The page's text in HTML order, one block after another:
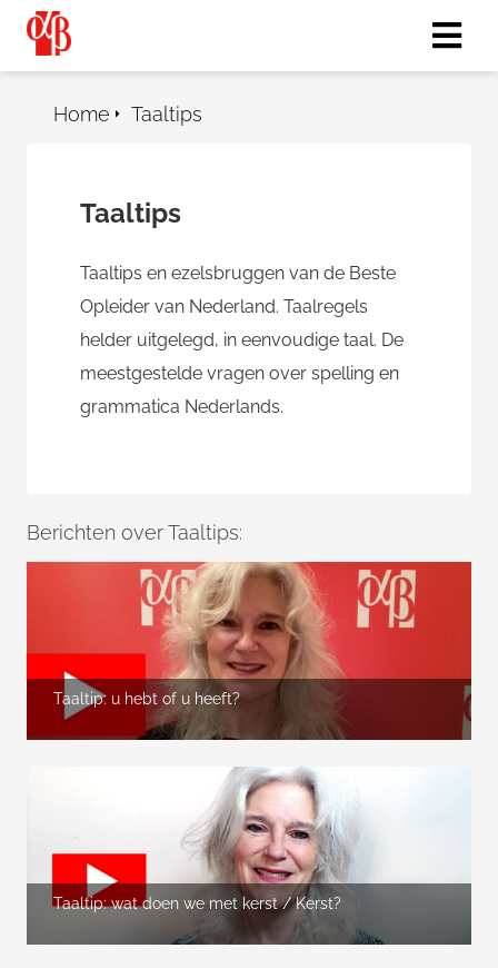
Taaltips
Home
Taaltips
Taaltips en ezelsbruggen van de Beste
Opleider van Nederland. Taalregels
helder uitgelegd, in eenvoudige taal. De
meestgestelde vragen over spelling en
grammatica Nederlands.
Berichten over Taaltips:
Taaltip: u hebt of u heeft?
Taaltip: wat doen we met kerst / Kerst?